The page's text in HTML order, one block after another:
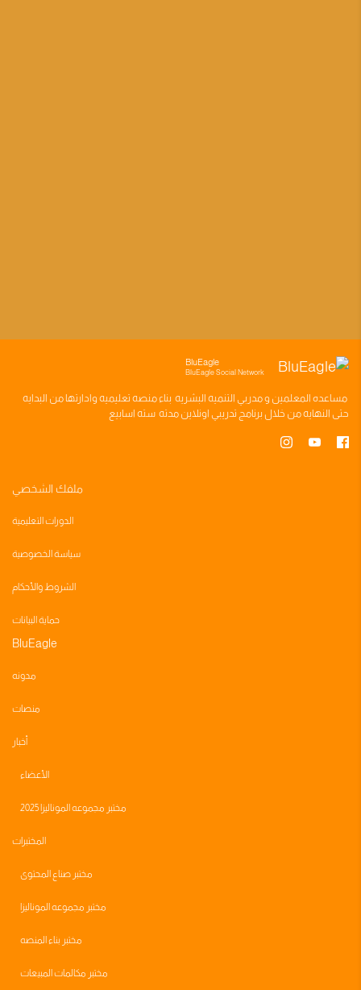
BluEagle
BluEagle Social Network
مساعده المعلمين ومدربي التنميه البشريه بناءمنصه تعليميه وادارتها من البدايه
حتى النهايه من خلال برنامج تدريبي اونلاين مدته سته اسابيع
ملفك الشخصي
الدورات التعليمية
سياسة الخصوصية
الشروط والأحكام
حماية البيانات
BluEagle
مدونه
منصات
أخبار
الأعضاء
مختبر مجموعه الموناليزا 2025
المختبرات
مختبر صناع المحتوى
مختبر مجموعه الموناليزا
مختبر بناء المنصه
مختبر مكالمات المبيعات